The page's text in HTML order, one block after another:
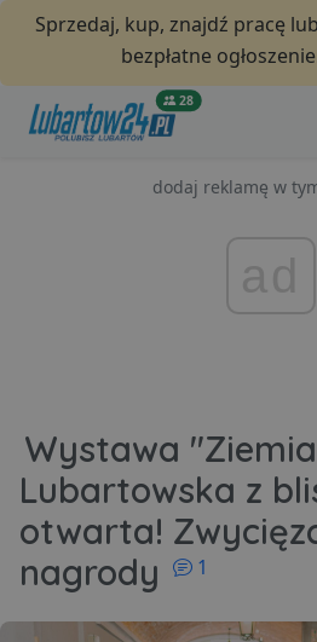
Sprzedaj, kup, znajdź pracę
bezpłatne
28
dodaj reklamę w
Wystawa "Ziemia
Lubartowska z
otwarta!
nagrody
1
komentarzy